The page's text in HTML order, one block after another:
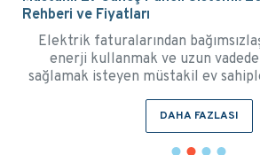
ve Seçim Rehberi
Enerji depolama teknolojisinde son
devrimi olan lityum akü, güneş
karavanlara, teknelerden ev
DAHA FAZLASI